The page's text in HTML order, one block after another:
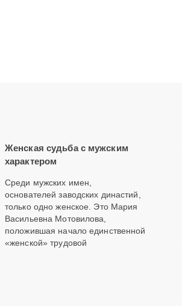
Женская судьба с мужским
характером
Среди мужских имен,
основателей заводских династий,
только одно женское. Это Мария
Васильевна Мотовилова,
положившая начало единственной
«женской» трудовой